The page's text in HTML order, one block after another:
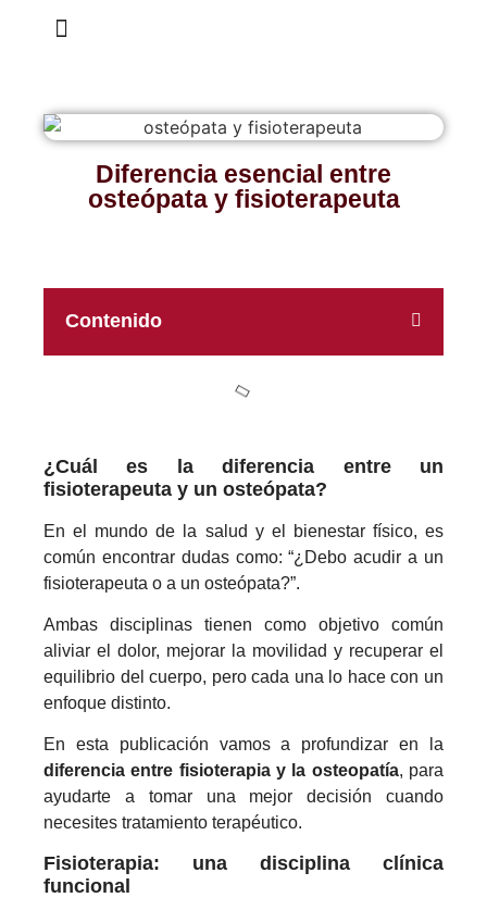
Diferencia esencial entre
osteópata y fisioterapeuta
Contenido
¿Cuál es la diferencia entre un
fisioterapeuta y un osteópata?
En el mundo de la salud y el bienestar físico, es
común encontrar dudas como: “¿Debo acudir a un
fisioterapeuta o a un osteópata?”.
Ambas disciplinas tienen como objetivo común
aliviar el dolor, mejorar la movilidad y recuperar el
equilibrio del cuerpo, pero cada una lo hace con un
enfoque distinto.
En esta publicación vamos a profundizar en la
diferencia entre fisioterapia y la osteopatía, para
ayudarte a tomar una mejor decisión cuando
necesites tratamiento terapéutico.
Fisioterapia: una disciplina clínica
funcional